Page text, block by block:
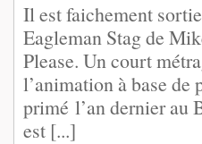
Il est faichement
Eagleman Stag de
Please. Un court
l’animation à base
primé l’an dernier au
est [...]